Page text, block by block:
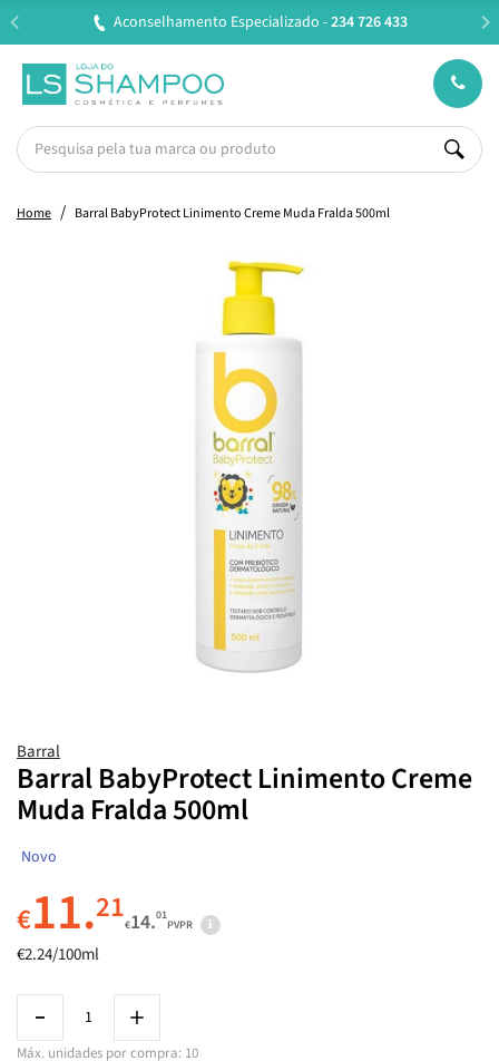
- 234 726 433 Entregas em 24H úteis.
Home Barral BabyProtect Linimento Creme Muda Fralda 500ml
Barral
Barral BabyProtect Linimento Creme
Muda Fralda 500ml
Novo
€11.21€14.01
PVPR
€2.24/100ml
Máx. unidades por compra: 10